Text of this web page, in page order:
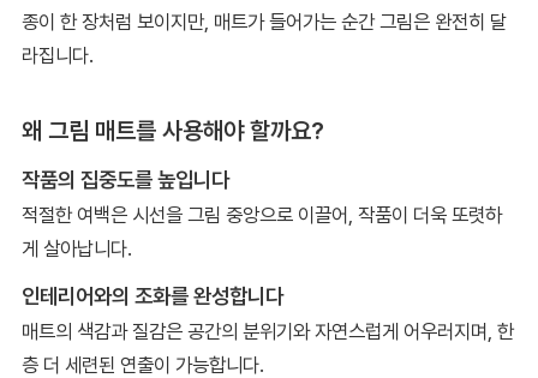
종이 한 장처럼 보이지만, 매트가 들어가는 순간 그림은 완전히 달
라집니다.
왜 그림 매트를 사용해야 할까요?
작품의 집중도를 높입니다
적절한 여백은 시선을 그림 중앙으로 이끌어, 작품이 더욱 또렷하
게 살아납니다.
인테리어와의 조화를 완성합니다
매트의 색감과 질감은 공간의 분위기와 자연스럽게 어우러지며, 한
층 더 세련된 연출이 가능합니다.